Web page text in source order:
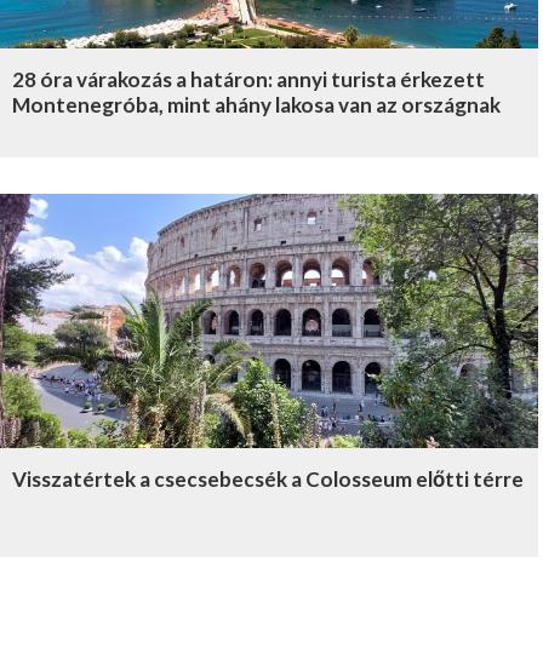
28 óra várakozás a határon: annyi turista érkezett
Montenegróba, mint ahány lakosa van az országnak
Visszatértek a csecsebecsék a Colosseum előtti térre